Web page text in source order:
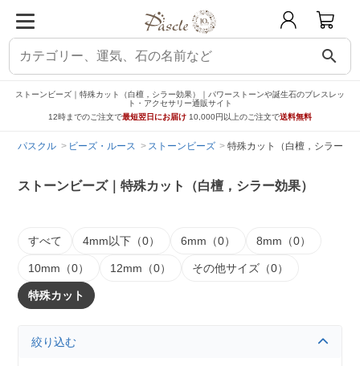
search
ストーンビーズ｜特殊カット（白檀，シラー効果）｜パワーストーンや誕生石のブレスレッ
ト・アクセサリー通販サイト
12時までのご注文で最短翌日にお届け 10,000円以上のご注文で送料無料
パスクル ビーズ・ルース ストーンビーズ 特殊カット（白檀，シラー効
ストーンビーズ｜特殊カット（白檀，シラー効果）
すべて 4mm以下（0） 6mm（0） 8mm（0）
10mm（0） 12mm（0） その他サイズ（0）
特殊カット
絞り込む